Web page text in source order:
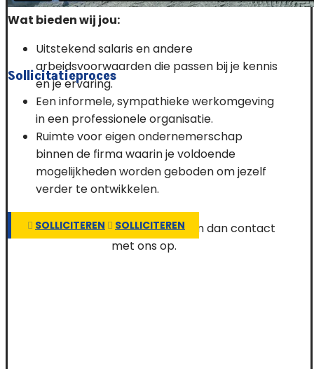
Wat bieden wij jou:
Uitstekend salaris en andere
arbeidsvoorwaarden die passen bij je kennis
en je ervaring.
Een informele, sympathieke werkomgeving
in een professionele organisatie.
Ruimte voor eigen ondernemerschap
binnen de firma waarin je voldoende
mogelijkheden worden geboden om jezelf
verder te ontwikkelen.
SOLLICITEREN SOLLICITEREN
Sollicitatieproces
Heb je een vacature gezien? Neem dan contact
met ons op.